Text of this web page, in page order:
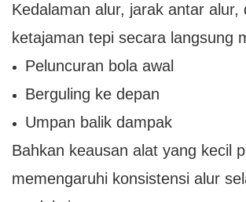
Kedalaman alur, jarak antar alur,
ketajaman tepi secara langsung
Peluncuran bola awal
Berguling ke depan
Umpan balik dampak
Bahkan keausan alat yang kecil
memengaruhi konsistensi alur